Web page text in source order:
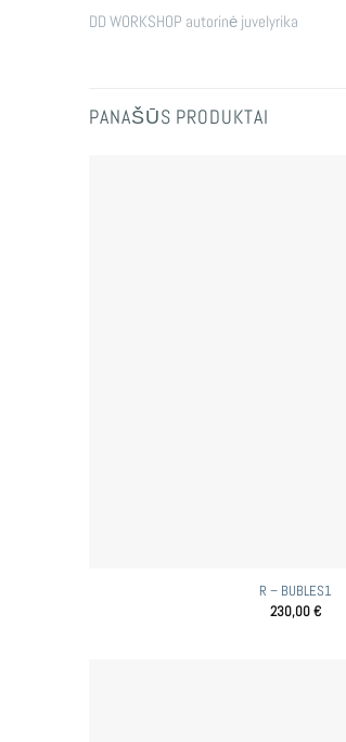
DD WORKSHOP autorinė juvelyrika
PANAŠŪS PRODUKTAI
R – BUBLES1
230,00€